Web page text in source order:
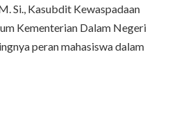
Si., Kasubdit Kewaspadaan
Kementerian Dalam Negeri
peran mahasiswa dalam